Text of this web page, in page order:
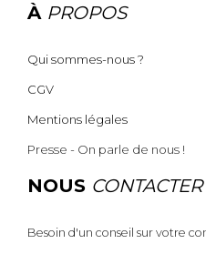
À PROPOS
Qui sommes-nous ?
CGV
Mentions légales
Presse - On parle de nous !
NOUS CONTACTER
Besoin d'un conseil sur votre